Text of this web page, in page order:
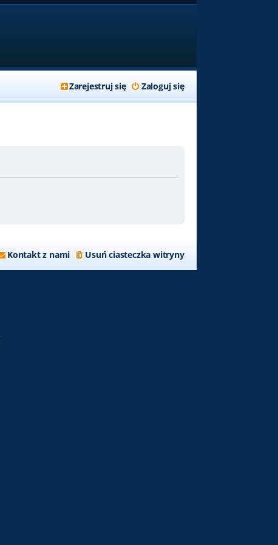
Zaloguj się
Zarejestruj się
Usuń ciasteczka witryny
Kontakt z nami